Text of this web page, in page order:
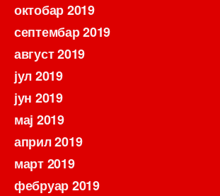
октобар 2019
септембар 2019
август 2019
јул 2019
јун 2019
мај 2019
април 2019
март 2019
фебруар 2019